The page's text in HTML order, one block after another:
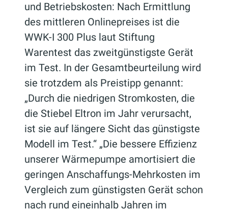
und Betriebskosten: Nach Ermittlung
des mittleren Onlinepreises ist die
WWK-I 300 Plus laut Stiftung
Warentest das zweitgünstigste Gerät
im Test. In der Gesamtbeurteilung wird
sie trotzdem als Preistipp genannt:
„Durch die niedrigen Stromkosten, die
die Stiebel Eltron im Jahr verursacht,
ist sie auf längere Sicht das günstigste
Modell im Test.“ „Die bessere Effizienz
unserer Wärmepumpe amortisiert die
geringen Anschaffungs-Mehrkosten im
Vergleich zum günstigsten Gerät schon
nach rund eineinhalb Jahren im